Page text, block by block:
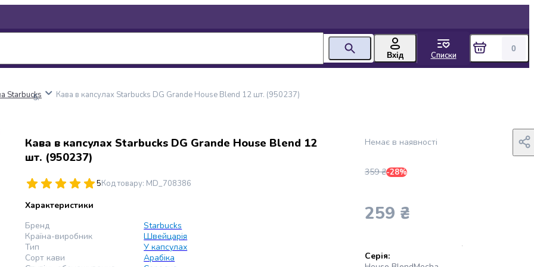
Вхід Списки
0
Starbucks Кава в капсулах Starbucks DG Grande House Blend 12 шт. (950237)
Кава в капсулах Starbucks DG Grande House Blend 12
шт. (950237)
5Код товару: MD_708386
Характеристики
Бренд
Starbucks
Країна-виробник
Швейцарія
Тип
У капсулах
Сорт кави
Арабіка
Немає в наявності
359 ₴-28%
259 ₴
Серія: